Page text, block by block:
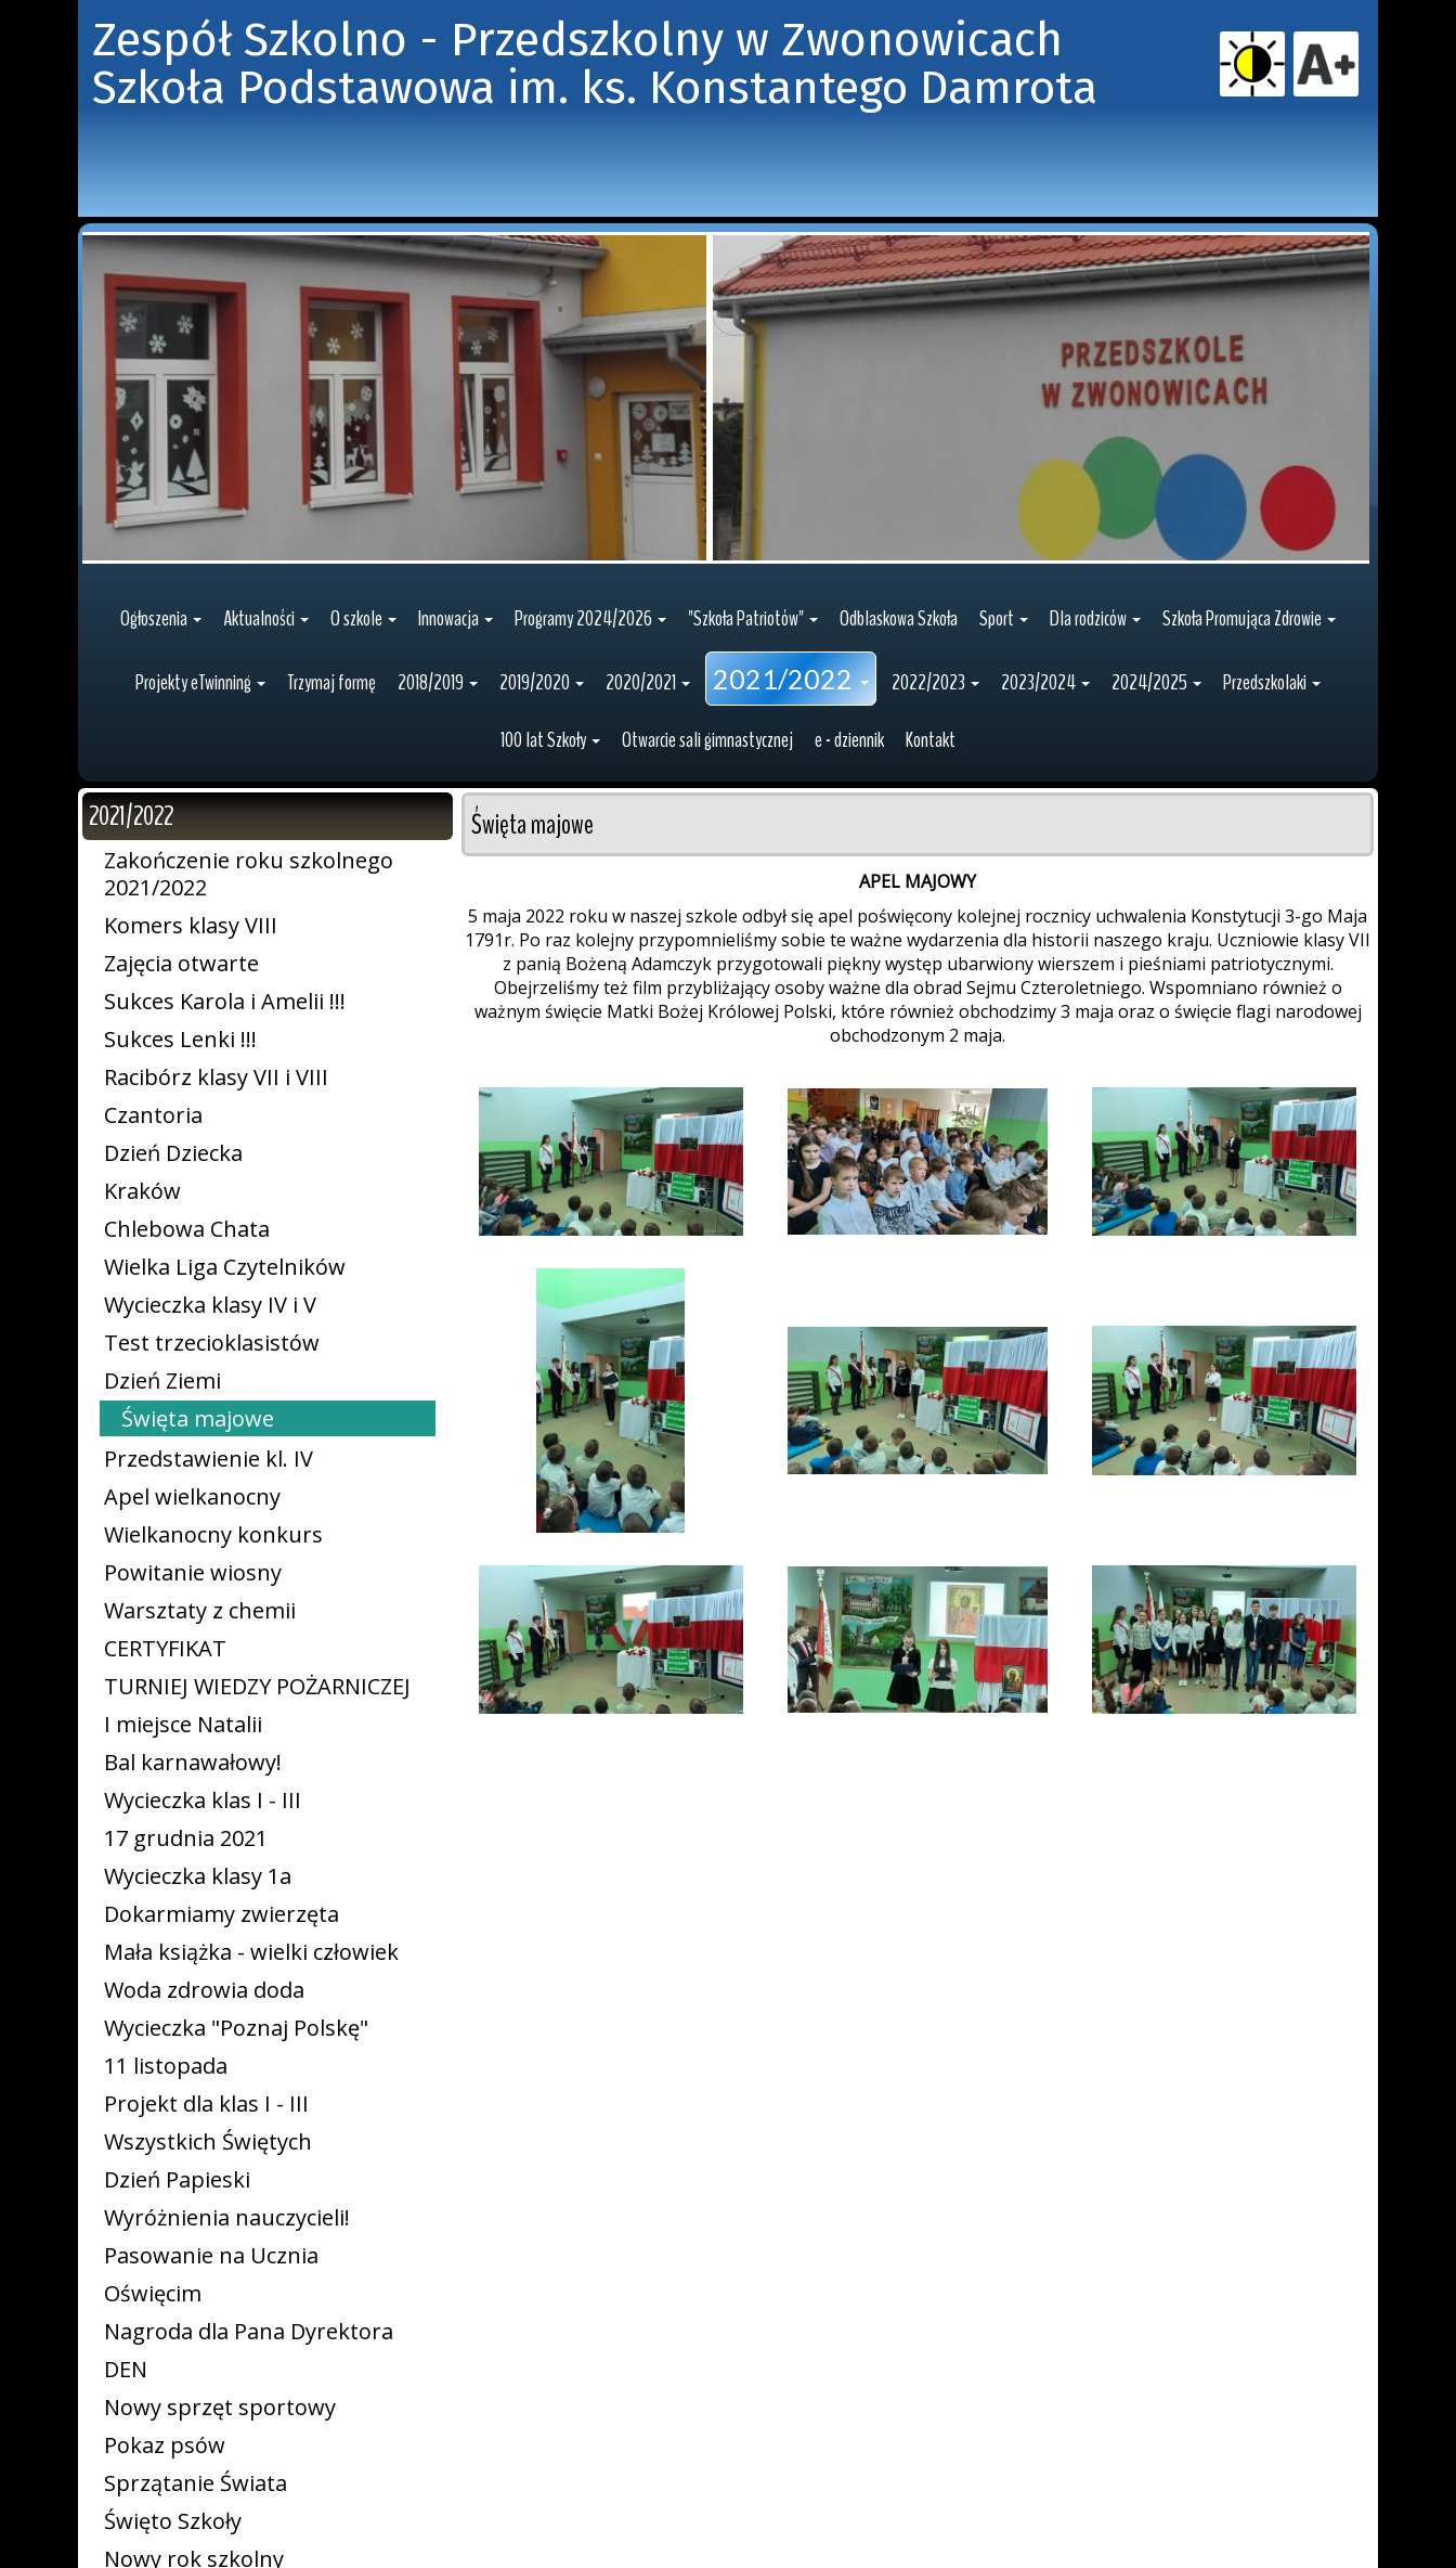
Zespół Szkolno - Przedszkolny w Zwonowicach
Szkoła Podstawowa im. ks. Konstantego Damrota
Ogłoszenia Aktualności O szkole Innowacja Programy 2024/2026 "Szkoła Patriotów" Odblaskowa Szkoła Sport Dla rodziców Szkoła Promująca Zdrowie
Projekty eTwinning Trzymaj formę 2018/2019 2019/2020 2020/2021 2021/2022 2022/2023 2023/2024 2024/2025
Przedszkolaki
100 lat Szkoły
Otwarcie sali gimnastycznej e - dziennik Kontakt
Święta majowe
APEL MAJOWY
5 maja 2022 roku w naszej szkole odbył się apel poświęcony kolejnej rocznicy uchwalenia Konstytucji 3-go Maja
1791r. Po raz kolejny przypomnieliśmy sobie te ważne wydarzenia dla historii naszego kraju. Uczniowie klasy VII
z panią Bożeną Adamczyk przygotowali piękny występ ubarwiony wierszem i pieśniami patriotycznymi.
Obejrzeliśmy też film przybliżający osoby ważne dla obrad Sejmu Czteroletniego. Wspomniano również o
ważnym święcie Matki Bożej Królowej Polski, które również obchodzimy 3 maja oraz o święcie flagi narodowej
obchodzonym 2 maja.
2021/2022
Zakończenie roku szkolnego
2021/2022
Komers klasy VIII
Zajęcia otwarte
Sukces Karola i Amelii !!!
Sukces Lenki !!!
Racibórz klasy VII i VIII
Czantoria
Dzień Dziecka
Kraków
Chlebowa Chata
Wielka Liga Czytelników
Wycieczka klasy IV i V
Test trzecioklasistów
Dzień Ziemi
Święta majowe
Przedstawienie kl. IV
Apel wielkanocny
Wielkanocny konkurs
Powitanie wiosny
Warsztaty z chemii
CERTYFIKAT
TURNIEJ WIEDZY POŻARNICZEJ
I miejsce Natalii
Bal karnawałowy!
Wycieczka klas I - III
17 grudnia 2021
Wycieczka klasy 1a
Dokarmiamy zwierzęta
Mała książka - wielki człowiek
Woda zdrowia doda
Wycieczka "Poznaj Polskę"
11 listopada
Projekt dla klas I - III
Wszystkich Świętych
Dzień Papieski
Wyróżnienia nauczycieli!
Pasowanie na Ucznia
Oświęcim
Nagroda dla Pana Dyrektora
DEN
Nowy sprzęt sportowy
Pokaz psów
Sprzątanie Świata
Święto Szkoły
Nowy rok szkolny